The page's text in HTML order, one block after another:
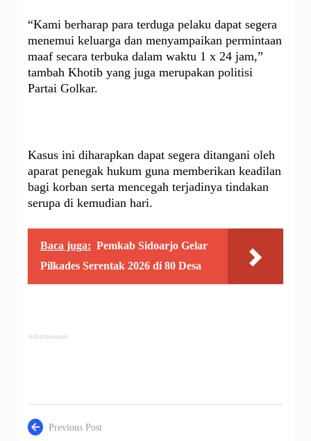
“Kami berharap para terduga pelaku dapat segera
menemui keluarga dan menyampaikan permintaan
maaf secara terbuka dalam waktu 1 x 24 jam,”
tambah Khotib yang juga merupakan politisi
Partai Golkar.
Kasus ini diharapkan dapat segera ditangani oleh
aparat penegak hukum guna memberikan keadilan
bagi korban serta mencegah terjadinya tindakan
serupa di kemudian hari.
Baca juga: Pemkab Sidoarjo Gelar
Pilkades Serentak 2026 di 80 Desa
Advertisement
Previous Post